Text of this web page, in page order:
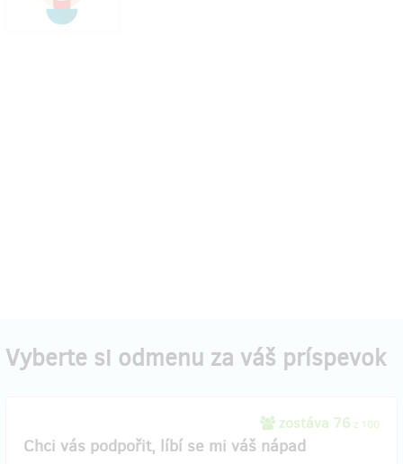
Vyberte si odmenu za váš príspevok
zostáva 76 z 100
Chci vás podpořit, líbí se mi váš nápad